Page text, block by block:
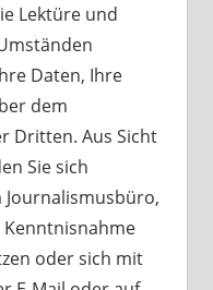
Lektüre und
Daten, Ihre
dem
Dritten. Aus Sicht
Sie sich
oder sich mit